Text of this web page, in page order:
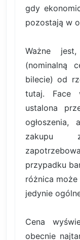
gdy
pozostają w
Ważne
(nominalną
bilecie) od
tutaj. Face
ustalona
zakupu
przypadku
różnica
jedynie
Cena
obecnie